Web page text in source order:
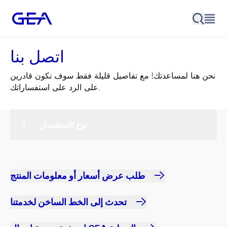
اتصل بنا
نحن هنا لمساعدتك! مع تفاصيل قليلة فقط سوف نكون قادرين
على الرد على استفساراتك.
طلب عرض أسعار أو معلومات المنتج
تحدث إلى الخط الساخن لخدمتنا